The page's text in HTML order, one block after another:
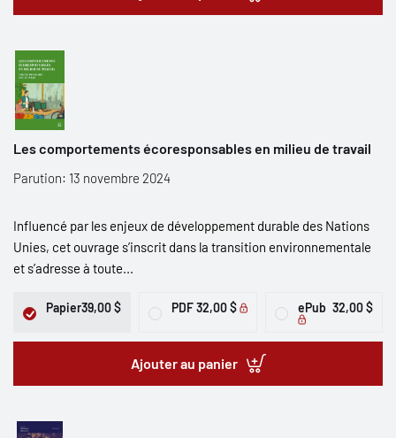
Les comportements écoresponsables en milieu de travail
Parution: 13 novembre 2024
Influencé par les enjeux de développement durable des Nations
Unies, cet ouvrage s’inscrit dans la transition environnementale
et s’adresse à toute...
Papier39,00 $ PDF32,00 $ ePub 32,00 $
Ajouter au panier